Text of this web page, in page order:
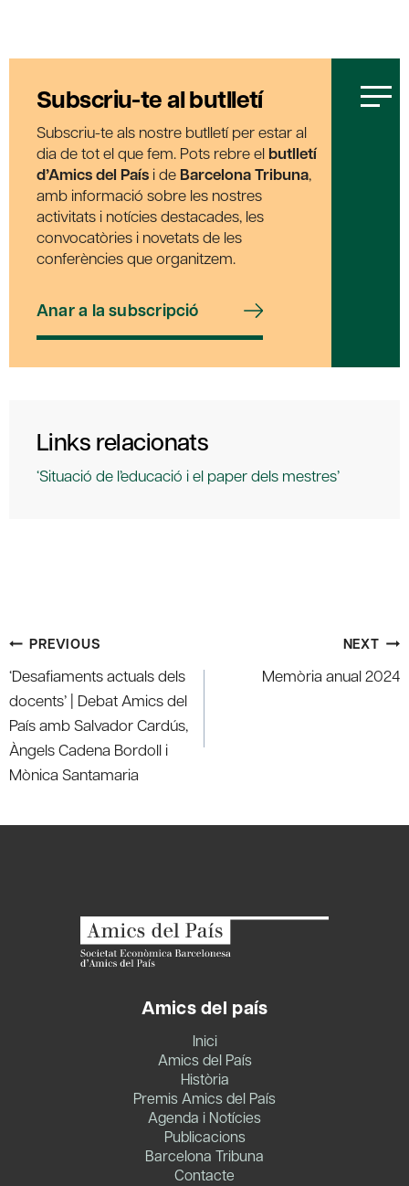
Subscriu-te al butlletí
Subscriu-te als nostre butlletí per estar al
dia de tot el que fem. Pots rebre el butlletí
d’Amics del País i de Barcelona Tribuna,
amb informació sobre les nostres
activitats i notícies destacades, les
convocatòries i novetats de les
conferències que organitzem.
Anar a la subscripció
Links relacionats
‘Situació de l’educació i el paper dels mestres’
Post
navigation
PREVIOUS
‘Desafiaments actuals dels
docents’ | Debat Amics del
País amb Salvador Cardús,
Àngels Cadena Bordoll i
Mònica Santamaria
NEXT
Memòria anual 2024
Amics del país
Inici
Amics del País
Història
Premis Amics del País
Agenda i Notícies
Publicacions
Barcelona Tribuna
Contacte